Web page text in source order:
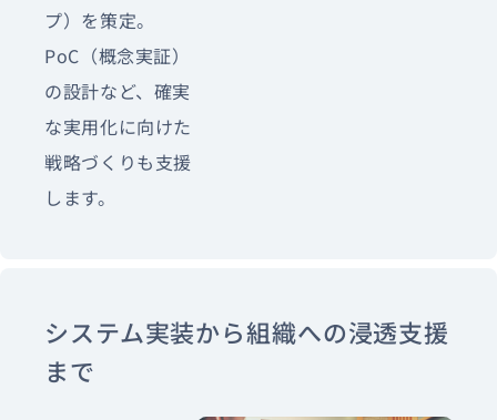
プ）を策定。
PoC（概念実証）
の設計など、確実
な実用化に向けた
戦略づくりも支援
します。
システム実装から組織への浸透支援
まで